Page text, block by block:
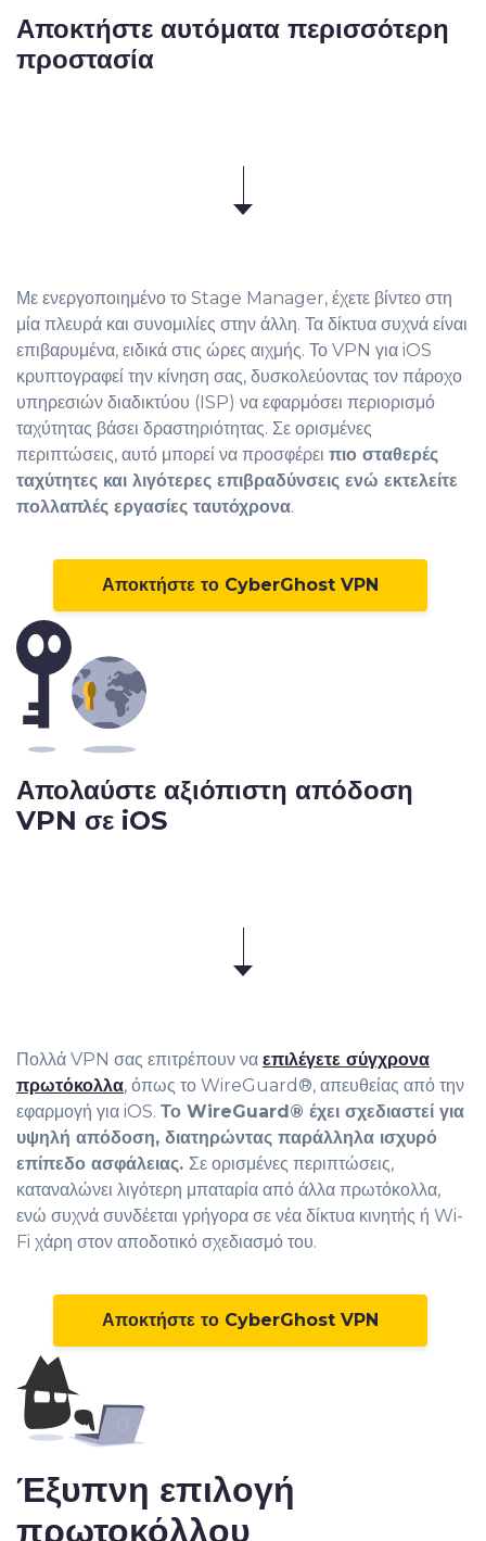
Αποκτήστε αυτόματα περισσότερη
προστασία
Με ενεργοποιημένο το Stage Manager, έχετε βίντεο στη
μία πλευρά και συνομιλίες στην άλλη. Τα δίκτυα συχνά είναι
επιβαρυμένα, ειδικά στις ώρες αιχμής. Το VPN για iOS
κρυπτογραφεί την κίνηση σας, δυσκολεύοντας τον πάροχο
υπηρεσιών διαδικτύου (ISP) να εφαρμόσει περιορισμό
ταχύτητας βάσει δραστηριότητας. Σε ορισμένες
περιπτώσεις, αυτό μπορεί να προσφέρει πιο σταθερές
ταχύτητες και λιγότερες επιβραδύνσεις ενώ εκτελείτε
πολλαπλές εργασίες ταυτόχρονα.
Αποκτήστε το CyberGhost VPN
Απολαύστε αξιόπιστη απόδοση
VPN σε iOS
Έξυπνη επιλογή
πρωτοκόλλου
Πολλά VPN σας επιτρέπουν να επιλέγετε σύγχρονα
πρωτόκολλα, όπως το WireGuard®, απευθείας από την
εφαρμογή για iOS. Το WireGuard® έχει σχεδιαστεί για
υψηλή απόδοση, διατηρώντας παράλληλα ισχυρό
επίπεδο ασφάλειας. Σε ορισμένες περιπτώσεις,
καταναλώνει λιγότερη μπαταρία από άλλα πρωτόκολλα,
ενώ συχνά συνδέεται γρήγορα σε νέα δίκτυα κινητής ή Wi-
Fi χάρη στον αποδοτικό σχεδιασμό του.
Αποκτήστε το CyberGhost VPN